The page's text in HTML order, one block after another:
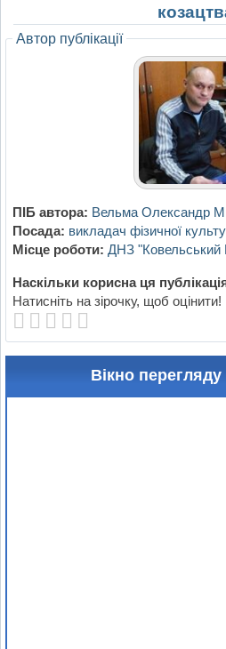
Автор публікації
ПІБ автора: Вельма Олександр
Посада: викладач фізичної
Місце роботи: ДНЗ
Наскільки корисна ця
Натисніть на зірочку, щоб оцінити!
Вікно